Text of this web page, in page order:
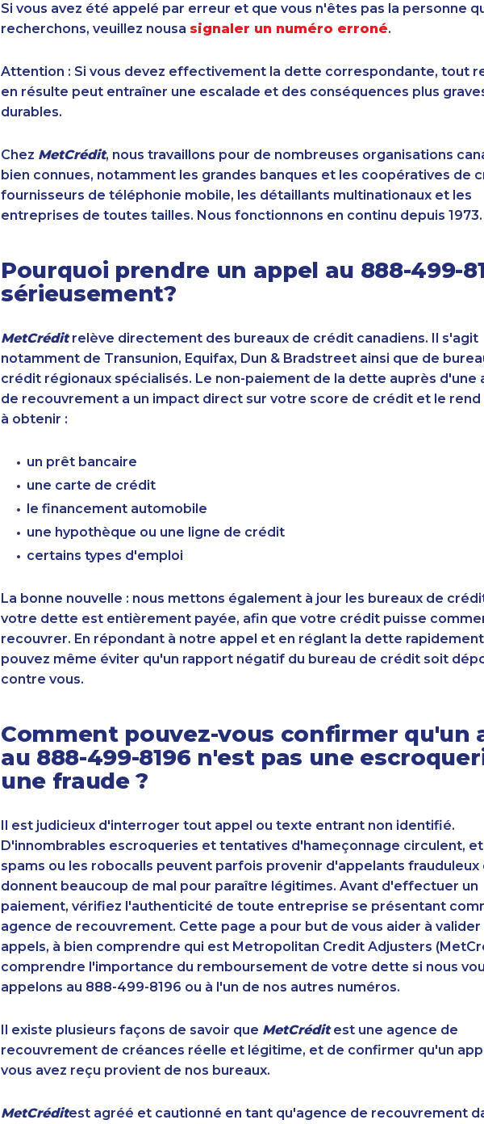
Si vous avez été appelé par erreur et que vous n'êtes pas la personne
recherchons, veuillez nousa signaler un numéro erroné.
Attention : Si vous devez effectivement la dette correspondante, tout
en résulte peut entraîner une escalade et des conséquences plus
durables.
Chez MetCrédit, nous travaillons pour de nombreuses organisations
bien connues, notamment les grandes banques et les coopératives de
fournisseurs de téléphonie mobile, les détaillants multinationaux et les
entreprises de toutes tailles. Nous fonctionnons en continu depuis 1973.
Pourquoi prendre un appel au 888-499-
sérieusement?
MetCréditrelève directement des bureaux de crédit canadiens. Il s'agit
notamment de Transunion, Equifax, Dun & Bradstreet ainsi que de
crédit régionaux spécialisés. Le non-paiement de la dette auprès d'une
de recouvrement a un impact direct sur votre score de crédit et le
à obtenir :
un prêt bancaire
une carte de crédit
le financement automobile
une hypothèque ou une ligne de crédit
certains types d'emploi
La bonne nouvelle : nous mettons également à jour les bureaux de
votre dette est entièrement payée, afin que votre crédit puisse
recouvrer. En répondant à notre appel et en réglant la dette
pouvez même éviter qu'un rapport négatif du bureau de crédit soit
contre vous.
Comment pouvez-vous confirmer qu'un
au 888-499-8196 n'est pas une
une fraude ?
Il est judicieux d'interroger tout appel ou texte entrant non identifié.
D'innombrables escroqueries et tentatives d'hameçonnage circulent,
spams ou les robocalls peuvent parfois provenir d'appelants frauduleux
donnent beaucoup de mal pour paraître légitimes. Avant d'effectuer un
paiement, vérifiez l'authenticité de toute entreprise se présentant
agence de recouvrement. Cette page a pour but de vous aider à valider
appels, à bien comprendre qui est Metropolitan Credit Adjusters
comprendre l'importance du remboursement de votre dette si nous
appelons au 888-499-8196 ou à l'un de nos autres numéros.
Il existe plusieurs façons de savoir que MetCréditest une agence de
recouvrement de créances réelle et légitime, et de confirmer qu'un
vous avez reçu provient de nos bureaux.
MetCréditest agréé et cautionné en tant qu'agence de recouvrement